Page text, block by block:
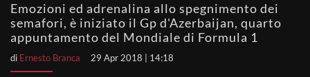
Emozioni ed adrenalina allo spegnimento dei
semafori, è iniziato il Gp d'Azerbaijan, quarto
appuntamento del Mondiale di Formula 1
di Ernesto Branca 29 Apr 2018 | 14:18